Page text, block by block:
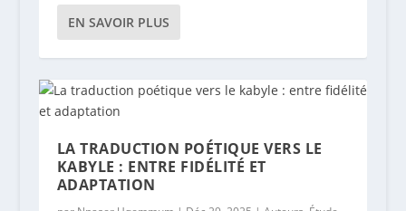
EN SAVOIR PLUS
LA TRADUCTION POÉTIQUE VERS LE
KABYLE : ENTRE FIDÉLITÉ ET
ADAPTATION